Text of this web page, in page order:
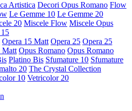
Artistica Decori Opus Romano Flow
Le Gemme 10 Le Gemme 20
20 Miscele Flow Miscele Opus
Opera 15 Matt Opera 25 Opera 25
Matt Opus Romano Opus Romano
Platino Bis Sfumature 10 Sfumature
20 The Crystal Collection
10 Vetricolor 20